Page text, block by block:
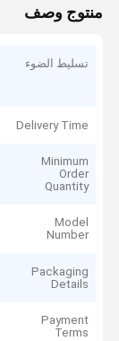
منتوج وصف
تسليط الضوء
Delivery Time
Minimum
Order
Quantity
Model
Number
Packaging
Details
Payment
Terms